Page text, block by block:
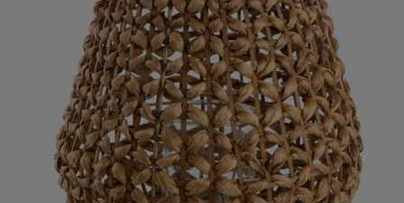
do ložnice
rámy s úložným prostorem
matrace
postele
o nábytek/doplňky
osvětlení
pokoj
mazlíčky